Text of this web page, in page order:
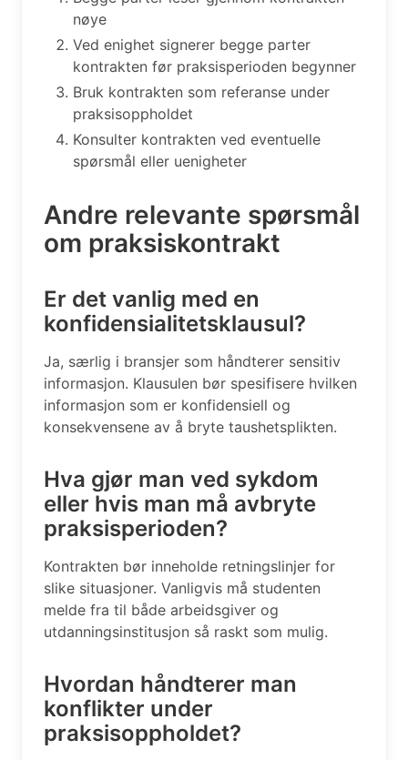
nøye
Ved enighet signerer begge parter
kontrakten før praksisperioden begynner
Bruk kontrakten som referanse under
praksisoppholdet
Konsulter kontrakten ved eventuelle
spørsmål eller uenigheter
Andre relevante spørsmål
om praksiskontrakt
Er det vanlig med en
konfidensialitetsklausul?
Ja, særlig i bransjer som håndterer sensitiv
informasjon. Klausulen bør spesifisere hvilken
informasjon som er konfidensiell og
konsekvensene av å bryte taushetsplikten.
Hva gjør man ved sykdom
eller hvis man må avbryte
praksisperioden?
Kontrakten bør inneholde retningslinjer for
slike situasjoner. Vanligvis må studenten
melde fra til både arbeidsgiver og
utdanningsinstitusjon så raskt som mulig.
Hvordan håndterer man
konflikter under
praksisoppholdet?